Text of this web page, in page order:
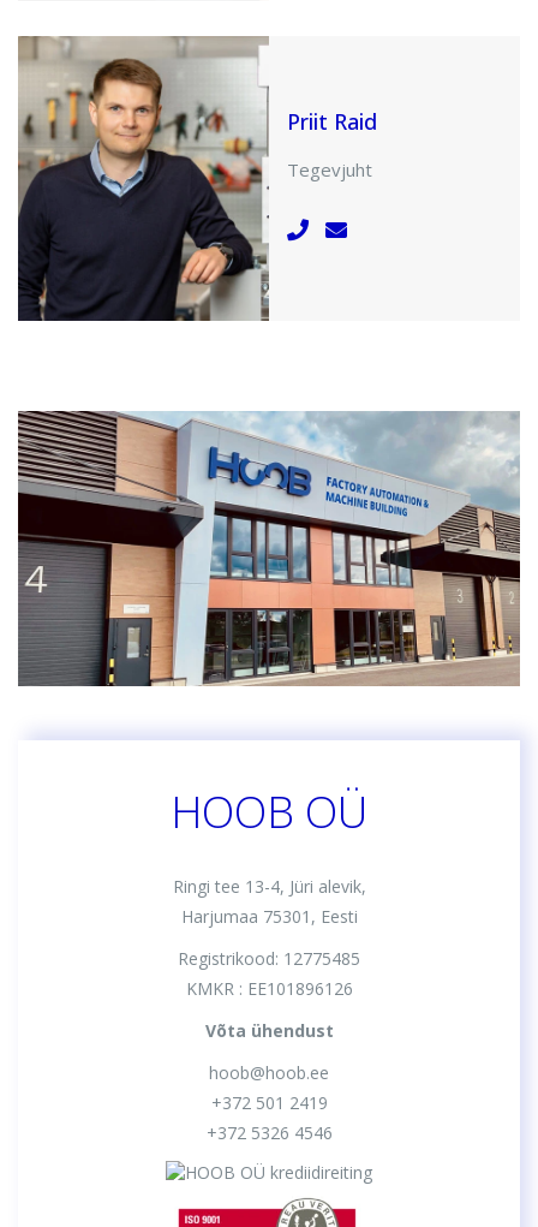
Priit Raid
Tegevjuht
HOOB OÜ
Ringi tee 13-4, Jüri alevik,
Harjumaa 75301, Eesti
Registrikood: 12775485
KMKR : EE101896126
Võta ühendust
hoob@hoob.ee
+372 501 2419
+372 5326 4546